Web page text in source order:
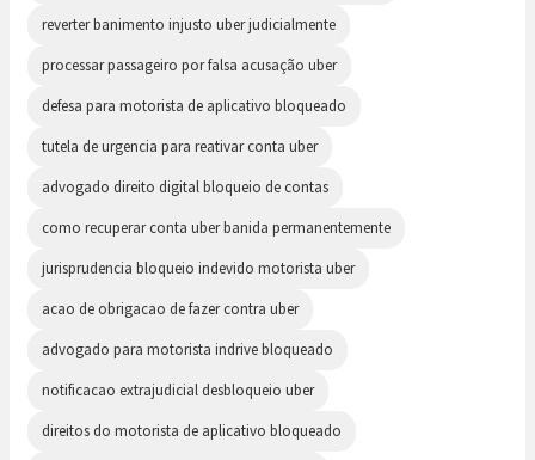
reverter banimento injusto uber judicialmente
processar passageiro por falsa acusação uber
defesa para motorista de aplicativo bloqueado
tutela de urgencia para reativar conta uber
advogado direito digital bloqueio de contas
como recuperar conta uber banida permanentemente
jurisprudencia bloqueio indevido motorista uber
acao de obrigacao de fazer contra uber
advogado para motorista indrive bloqueado
notificacao extrajudicial desbloqueio uber
direitos do motorista de aplicativo bloqueado